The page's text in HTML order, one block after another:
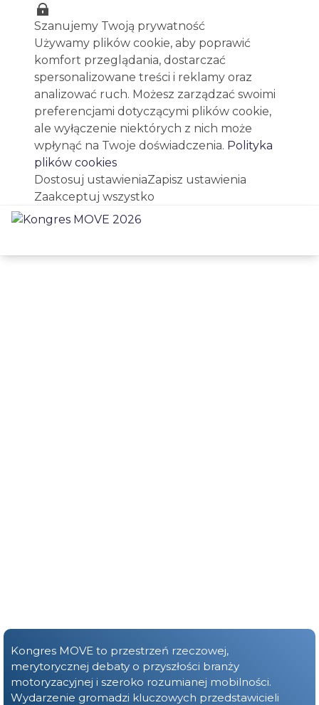
Szanujemy Twoją prywatność
Używamy plików cookie, aby poprawić
komfort przeglądania, dostarczać
spersonalizowane treści i reklamy oraz
analizować ruch. Możesz zarządzać swoimi
preferencjami dotyczącymi plików cookie,
ale wyłączenie niektórych z nich może
wpłynąć na Twoje doświadczenia. Polityka
plików cookies
Dostosuj ustawieniaZapisz ustawienia
Zaakceptuj wszystko
Kongres MOVE to przestrzeń rzeczowej,
merytorycznej debaty o przyszłości branży
motoryzacyjnej i szeroko rozumianej mobilności.
Wydarzenie gromadzi kluczowych przedstawicieli